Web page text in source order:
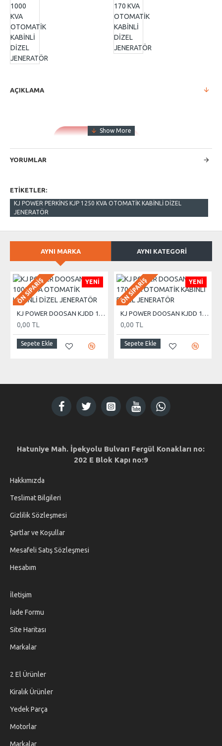
AÇIKLAMA
YORUMLAR
ETIKETLER:
KJ POWER PERKİNS KJP 1250 KVA OTOMATİK KABİNLİ DİZEL
JENERATÖR
AYNI MARKA AYNI KATEGORI
YENI
ÖN SIPARIŞ
KJ POWER DOOSAN KJDD 1000 KVA OTOMATİK KABİNLİ DİZEL JENERATÖR
0,00 TL
Sepete Ekle
YENI
ÖN SIPARIŞ
KJ POWER DOOSAN KJDD 170 KVA OTOMATİK KABİNLİ DİZEL JENERATÖR
0,00 TL
Sepete Ekle
Hatuniye Mah. İpekyolu Bulvarı Fergül Konakları no:
202 E Blok Kapı no:9
Hakkımızda
Teslimat Bilgileri
Gizlilik Sözleşmesi
Şartlar ve Koşullar
Mesafeli Satış Sözleşmesi
Hesabım
İletişim
İade Formu
Site Haritası
Markalar
2 El Ürünler
Kiralık Ürünler
Yedek Parça
Motorlar
Markalar